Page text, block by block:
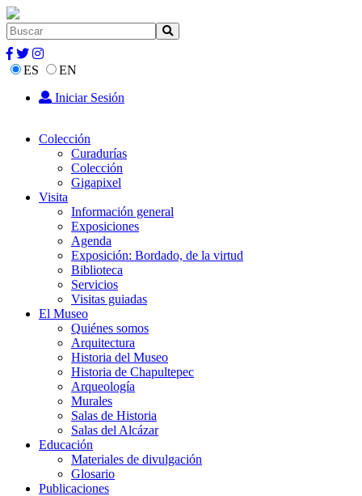
ES
EN
Iniciar Sesión
Colección
Curadurías
Colección
Gigapixel
Visita
Información general
Exposiciones
Agenda
Exposición: Bordado, de la virtud
Biblioteca
Servicios
Visitas guiadas
El Museo
Quiénes somos
Arquitectura
Historia del Museo
Historia de Chapultepec
Arqueología
Murales
Salas de Historia
Salas del Alcázar
Educación
Materiales de divulgación
Glosario
Publicaciones